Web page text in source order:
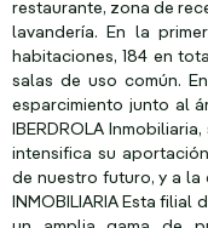
restaurante, zona de
lavandería. En la
habitaciones, 184 en
salas de uso común.
esparcimiento junto al
IBERDROLA
intensifica su
de nuestro futuro, y a la
INMOBILIARIA Esta filial